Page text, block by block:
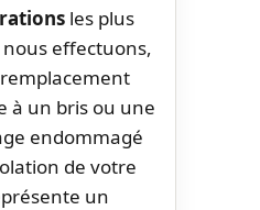
les plus
effectuons,
à un bris ou une
endommagé
de votre
un